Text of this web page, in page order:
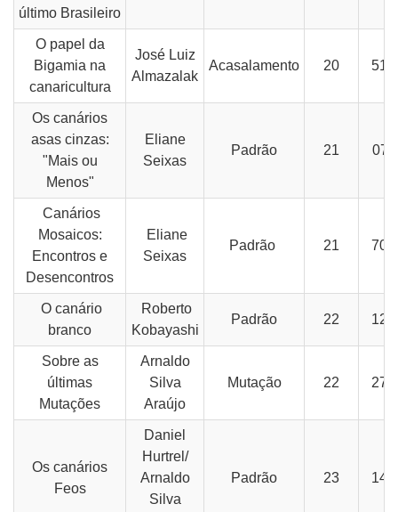
último Brasileiro
O papel da
Bigamia na
canaricultura
José Luiz
Almazalak
Acasalamento 20 51-
Os canários
asas cinzas:
"Mais ou
Menos"
Eliane
Seixas
Padrão 21 07-
Canários
Mosaicos:
Encontros e
Desencontros
Eliane
Seixas
Padrão 21 70-
O canário
branco
Roberto
Kobayashi
Padrão 22 12-
Sobre as
últimas
Mutações
Arnaldo
Silva
Araújo
Mutação 22 27-
Os canários
Feos
Daniel
Hurtrel/
Arnaldo
Silva
Padrão 23 14-